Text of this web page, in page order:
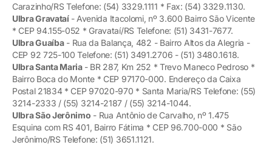
Carazinho/RS Telefone: (54) 3329.1111 * Fax: (54) 3329.1130.
Ulbra Gravataí - Avenida Itacolomi, nº 3.600 Bairro São Vicente
* CEP 94.155-052 * Gravataí/RS Telefone: (51) 3431-7677.
Ulbra Guaíba- Rua da Balança, 482 - Bairro Altos da Alegria -
CEP 92 725-100 Telefone: (51) 3491.2706 - (51) 3480.1618.
Ulbra Santa Maria - BR 287, Km 252 * Trevo Maneco Pedroso *
Bairro Boca do Monte * CEP 97170-000. Endereço da Caixa
Postal 21834 * CEP 97020-970 * Santa Maria/RS Telefone: (55)
3214-2333 / (55) 3214-2187 / (55) 3214-1044.
Ulbra São Jerônimo - Rua Antônio de Carvalho, nº 1.475
Esquina com RS 401, Bairro Fátima * CEP 96.700-000 * São
Jerônimo/RS Telefone: (51) 3651.1121.